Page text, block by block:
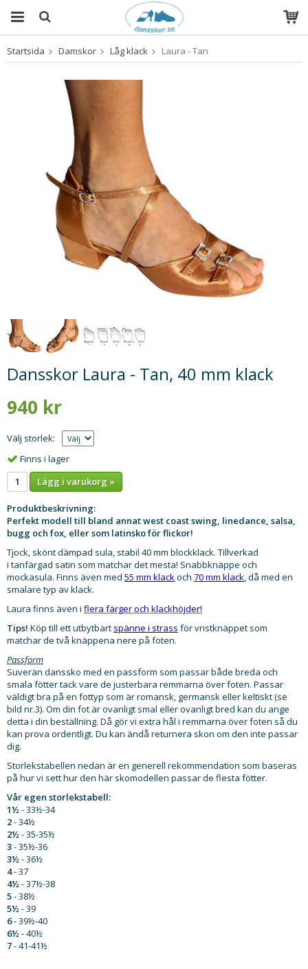
Produkten har blivit tillagd i varukorgen
Startsida Damskor Låg klack Laura - Tan
Dansskor Laura - Tan, 40 mm klack
940 kr
Välj storlek:
Finns i lager
Lägg i varukorg »
Produktbeskrivning:
Perfekt modell till bland annat west coast swing, linedance, salsa,
bugg och fox, eller som latinsko för flickor!
Tjock, skönt dämpad sula, stabil 40 mm blockklack. Tillverkad
i tanfärgad satin som matchar det mesta! Snabbknäppe och
mockasula. Finns även med 55 mm klack och 70 mm klack , då med en
smalare typ av klack.
Laura finns även i flera färger och klackhöjder!
Tips! Köp till ett utbytbart spänne i strass för vristknäppet som
matchar de två knäppena nere på foten.
Passform
Suverän danssko med en passform som passar både breda och
smala fötter tack vare de justerbara remmarna över foten. Passar
väldigt bra på en fottyp som är romansk, germansk eller keltiskt (se
bild nr.3). Om din fot är ovanligt smal eller ovanligt bred kan du ange
detta i din beställning. Då gör vi extra hål i remmarna över foten så du
kan prova ordentligt. Du kan ändå returnera skon om den inte passar
dig.
Storlekstabellen nedan är en generell rekommendation som baseras
på hur vi sett hur den här skomodellen passar de flesta fötter.
Vår egen storlekstabell:
1½ - 33½-34
2- 34½
2½ - 35-35½
3- 35½-36
3½ - 36½
4- 37
4½ - 37½-38
5- 38½
5½ - 39
6- 39½-40
6½ - 40½
7- 41-41½